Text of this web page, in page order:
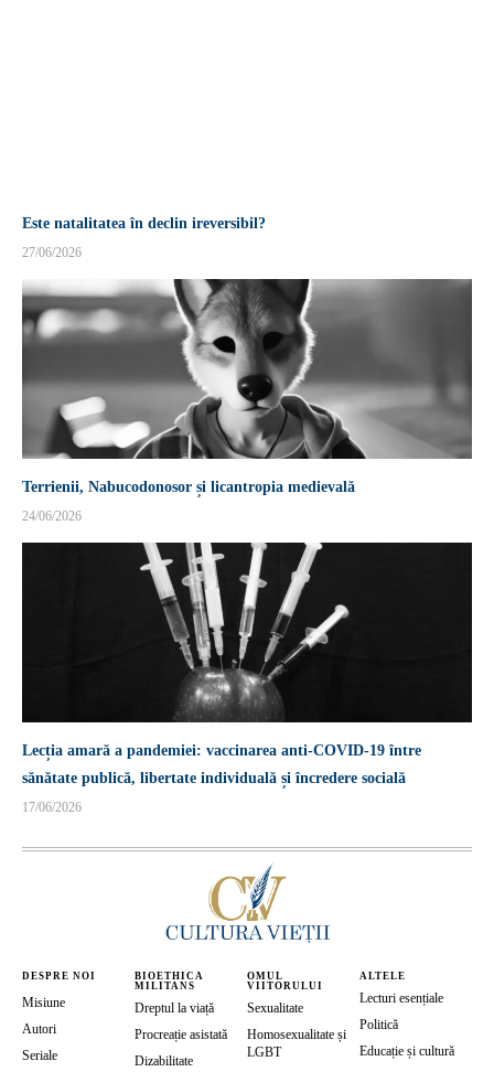
Este natalitatea în declin ireversibil?
27/06/2026
Terrienii, Nabucodonosor și licantropia medievală
24/06/2026
Lecția amară a pandemiei: vaccinarea anti-COVID-19 între
sănătate publică, libertate individuală și încredere socială
17/06/2026
DESPRE NOI
Misiune
Autori
Seriale
BIOETHICA
MILITANS
Dreptul la viață
Procreație asistată
Dizabilitate
OMUL
VIITORULUI
Sexualitate
Homosexualitate și
LGBT
ALTELE
Lecturi esențiale
Politică
Educație și cultură